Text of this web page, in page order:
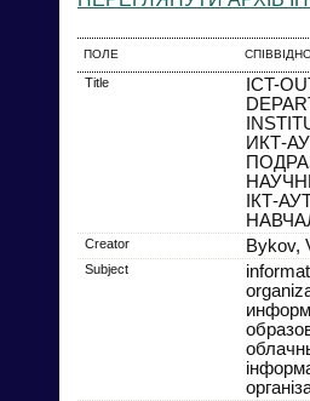
ПОЛЕ
Title
ICT-
ИКТ-
ІКТ-
Creator Bykov,
Subject